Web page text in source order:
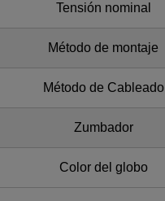
Tensión nominal
Método de montaje
Método de Cableado
Zumbador
Color del globo